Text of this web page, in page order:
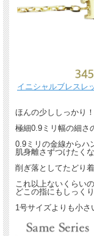
イニシャルブレスレ
ほんの少ししっかり
極細0.9ミリ幅の細さ
0.9ミリの金線からハ
肌身離さずつけたく
削ぎ落としてたどり
これ以上ないくらい
どこの指にもしっく
1号サイズよりも小さ